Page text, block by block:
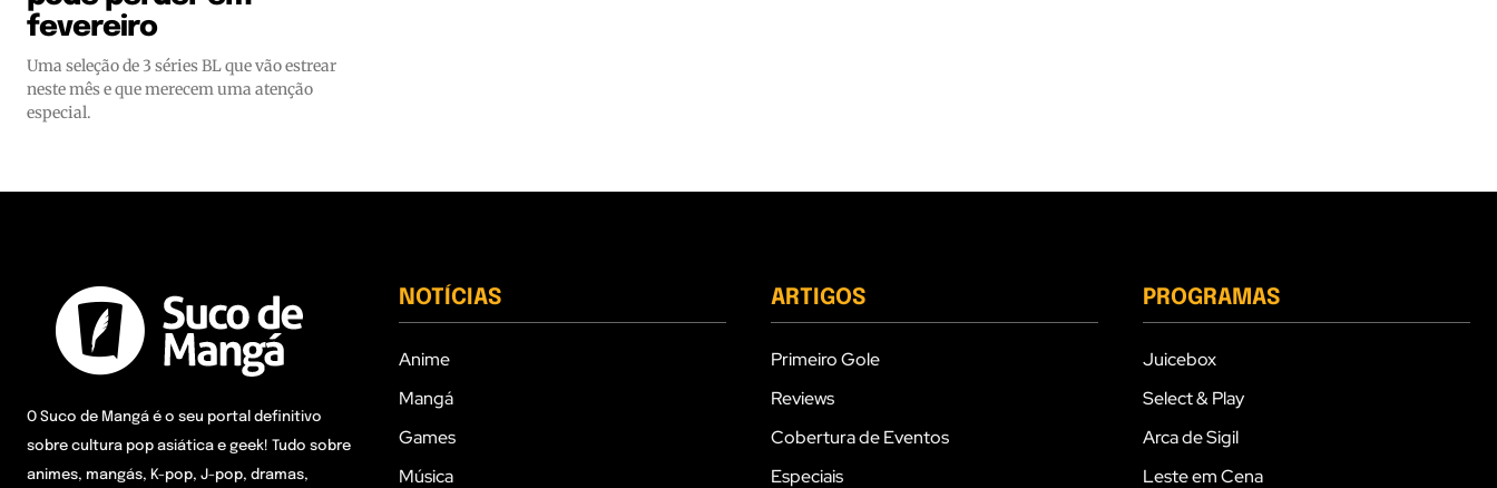
fevereiro
Uma seleção de 3 séries BL que vão estrear
neste mês e que merecem uma atenção
especial.
O Suco de Mangá é o seu portal definitivo
sobre cultura pop asiática e geek! Tudo sobre
animes, mangás, K-pop, J-pop, dramas,
NOTÍCIAS
Anime
Mangá
Games
Música
ARTIGOS
Primeiro Gole
Reviews
Cobertura de Eventos
Especiais
PROGRAMAS
Juicebox
Select & Play
Arca de Sigil
Leste em Cena